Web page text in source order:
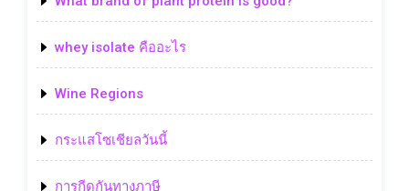
whey isolate คืออะไร
Wine Regions
กระแสโซเชียลวันนี้
การกีดกันทางภาษี